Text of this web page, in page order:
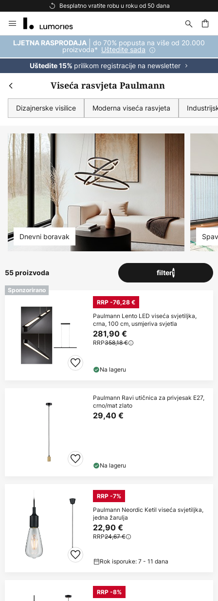
Besplatna dostava za kupnju iznad 69 €
to
Content
LJETNA RASPRODAJA | do 70% popusta na više od 20.000
proizvoda* Uštedite sada
Uštedite 15% prilikom registracije na newsletter
Viseća rasvjeta Paulmann
Dizajnerske visilice Moderna viseća rasvjeta
Dnevni boravak
55 proizvoda filter1
Sponzorirano
RRP -76,28 €
Paulmann Lento LED viseća svjetiljka,
crna, 100 cm, usmjeriva svjetla
281,90 €
RRP358,18 €
Na lageru
Paulmann Ravi utičnica za privjesak E27,
crno/mat zlato
29,40 €
Na lageru
RRP -7%
Paulmann Neordic Ketil viseća svjetiljka,
jedna žarulja
22,90 €
RRP24,67 €
Rok isporuke: 7 - 11 dana
RRP -8%